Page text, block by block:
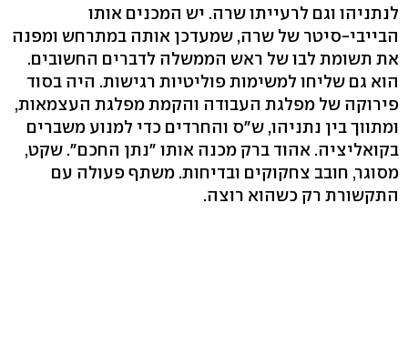
לנתניהו וגם לרעייתו שרה. יש המכנים אותו
הבייבי-סיטר של שרה, שמעדכן אותה במתרחש ומפנה
את תשומת לבו של ראש הממשלה לדברים החשובים.
הוא גם שליחו למשימות פוליטיות רגישות. היה בסוד
פירוקה של מפלגת העבודה והקמת מפלגת העצמאות,
ומתווך בין נתניהו, ש"ס והחרדים כדי למנוע משברים
בקואליציה. אהוד ברק מכנה אותו "נתן החכם". שקט,
מסוגר, חובב צחקוקים ובדיחות. משתף פעולה עם
התקשורת רק כשהוא רוצה.